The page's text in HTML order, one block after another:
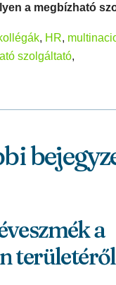
a megbízható
, HR,
szolgáltató,
a
területéről